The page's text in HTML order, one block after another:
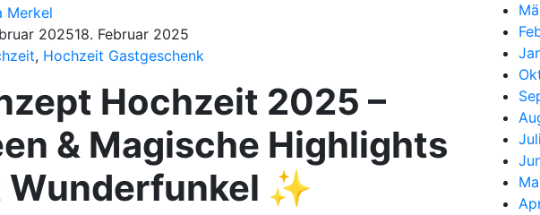
Merkel
202518. Februar 2025
, Hochzeit Gastgeschenk
Hochzeit 2025 –
& Magische Highlights
Wunderfunkel ✨